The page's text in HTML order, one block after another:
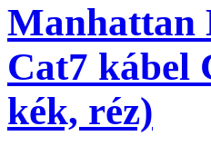
Manhattan
Cat7 kábel
kék, réz)